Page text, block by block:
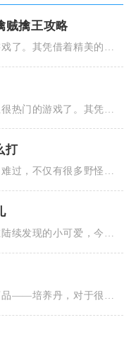
贼擒王攻略
了。其凭借着精美的画
热门的游戏了。其凭借
打
过，不仅有很多野怪，
续发现的小可爱，今天
品——培养丹，对于很多